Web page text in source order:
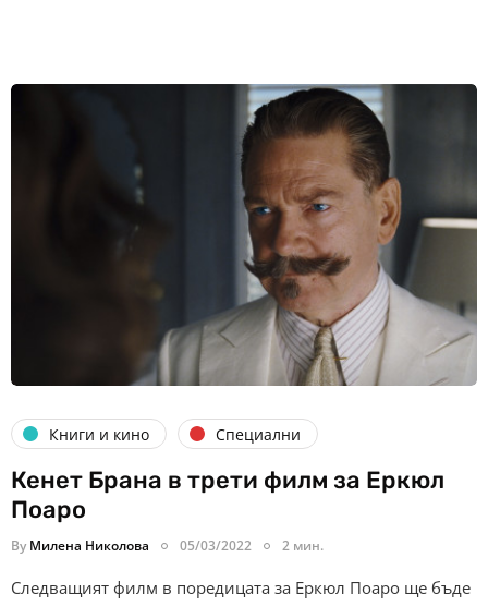
Книги и кино Специални
Кенет Брана в трети филм за Еркюл
Поаро
By Милена Николова 05/03/2022 2 мин.
Следващият филм в поредицата за Еркюл Поаро ще бъде